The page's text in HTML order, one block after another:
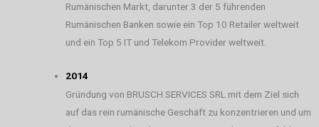
Rumänischen Markt, darunter 3 der 5 führenden
Rumänischen Banken sowie ein Top 10 Retailer weltweit
und ein Top 5 IT und Telekom Provider weltweit.
2014
Gründung von BRUSCH SERVICES SRL mit dem Ziel sich
auf das rein rumänische Geschäft zu konzentrieren und um